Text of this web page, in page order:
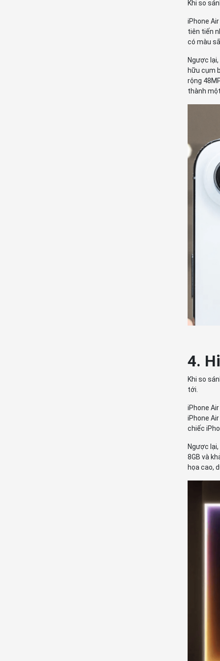
Khi so
iPhone
tiên tiến
có màu
Ngược
hữu cụm
rộng
thành
4.
Khi so
tới.
iPhone
iPhone
chiếc
Ngược
8GB và
họa cao,